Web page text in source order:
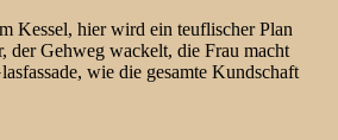
Kessel, hier wird ein teuflischer Plan
der Gehweg wackelt, die Frau macht
wie die gesamte Kundschaft